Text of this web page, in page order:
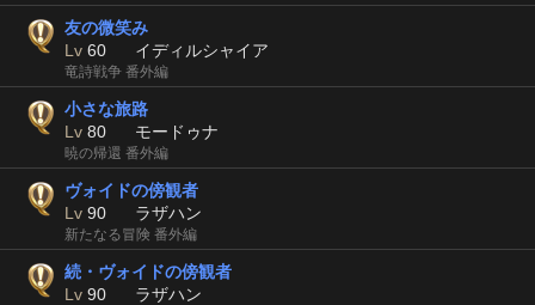
友の微笑み
Lv 60 イディルシャイア
竜詩戦争 番外編
小さな旅路
Lv 80 モードゥナ
暁の帰還 番外編
ヴォイドの傍観者
Lv 90 ラザハン
新たなる冒険 番外編
続・ヴォイドの傍観者
Lv 90 ラザハン